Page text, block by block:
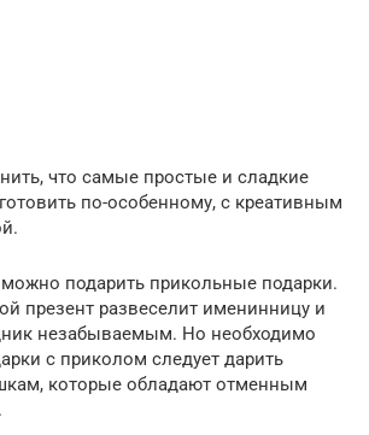
что самые простые и сладкие
по-особенному, с креативным
подарить прикольные подарки.
презент развеселит именинницу и
незабываемым. Но необходимо
с приколом следует дарить
которые обладают отменным